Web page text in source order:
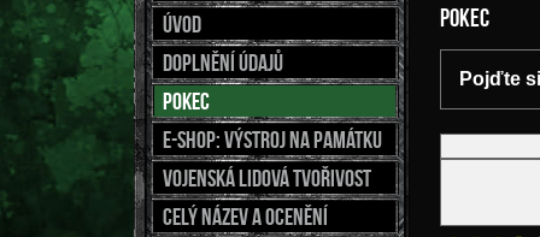
Pokec
Pojďte
Úvod
Doplnění údajů
Pokec
E-shop: výstroj na památku
Vojenská lidová tvořivost
Celý název a ocenění